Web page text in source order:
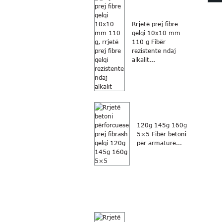
Rrjetë prej fibre
qelqi 10x10 mm
110 g Fibër
rezistente ndaj
alkalit...
120g 145g 160g
5×5 Fibër betoni
për armaturë...